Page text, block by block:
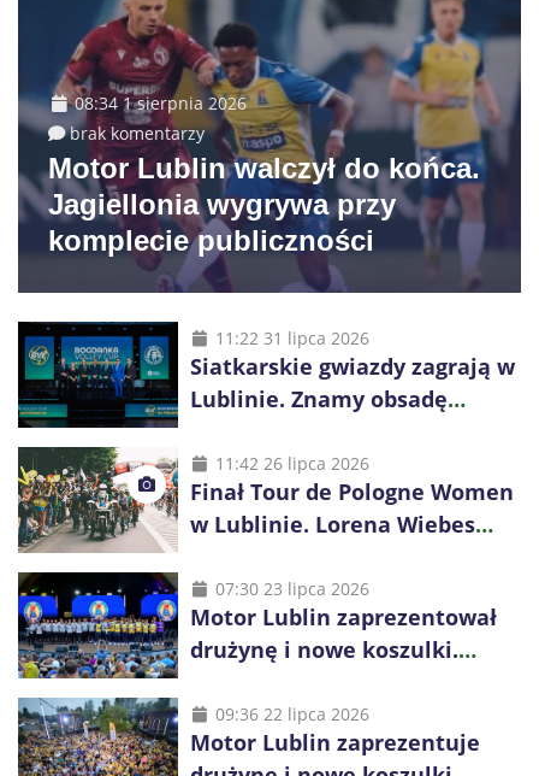
08:34 1 sierpnia 2026
brak komentarzy
Motor Lublin walczył do końca.
Jagiellonia wygrywa przy
komplecie publiczności
11:22 31 lipca 2026
Siatkarskie gwiazdy zagrają w
Lublinie. Znamy obsadę
11:42 26 lipca 2026
Finał Tour de Pologne Women
w Lublinie. Lorena Wiebes
07:30 23 lipca 2026
Motor Lublin zaprezentował
drużynę i nowe koszulki.
zespół w sezonie 2026/27
09:36 22 lipca 2026
Motor Lublin zaprezentuje